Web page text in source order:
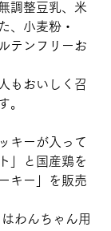
調整豆乳、米
、小麦粉・
テンフリーお
もおいしく召
。
キーが入って
」と国産鶏を
キー」を販売